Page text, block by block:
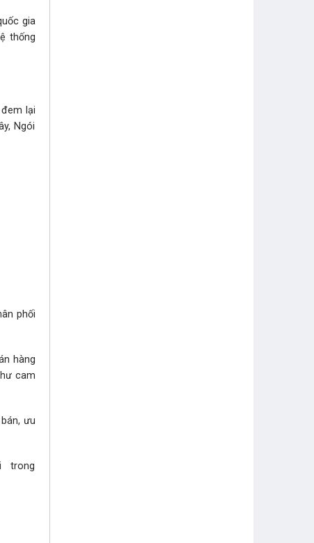
gia
thống
lại
Ngói
phối
hàng
cam
ưu
trong